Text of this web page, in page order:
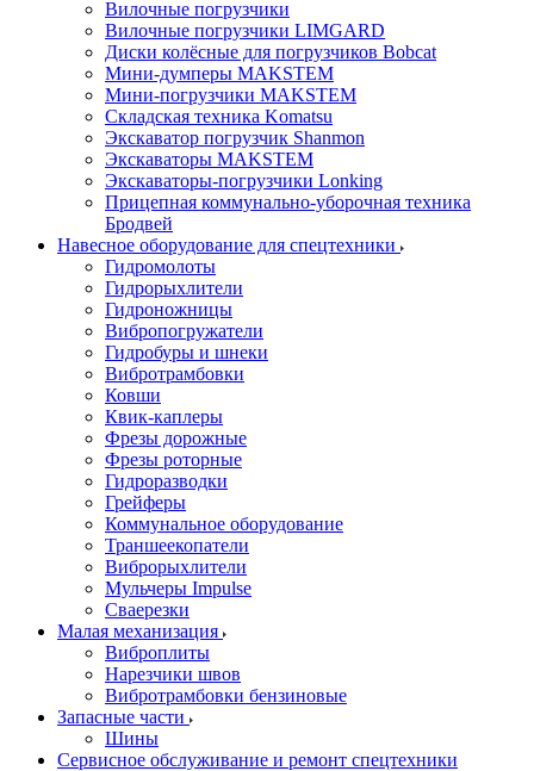
Вилочные погрузчики
Вилочные погрузчики LIMGARD
Диски колёсные для погрузчиков Bobcat
Мини-думперы MAKSTEM
Мини-погрузчики MAKSTEM
Складская техника Komatsu
Экскаватор погрузчик Shanmon
Экскаваторы MAKSTEM
Экскаваторы-погрузчики Lonking
Прицепная коммунально-уборочная техника
Бродвей
Навесное оборудование для спецтехники
Гидромолоты
Гидрорыхлители
Гидроножницы
Вибропогружатели
Гидробуры и шнеки
Вибротрамбовки
Ковши
Квик-каплеры
Фрезы дорожные
Фрезы роторные
Гидроразводки
Грейферы
Коммунальное оборудование
Траншеекопатели
Виброрыхлители
Мульчеры Impulse
Сваерезки
Малая механизация
Виброплиты
Нарезчики швов
Вибротрамбовки бензиновые
Запасные части
Шины
Сервисное обслуживание и ремонт спецтехники